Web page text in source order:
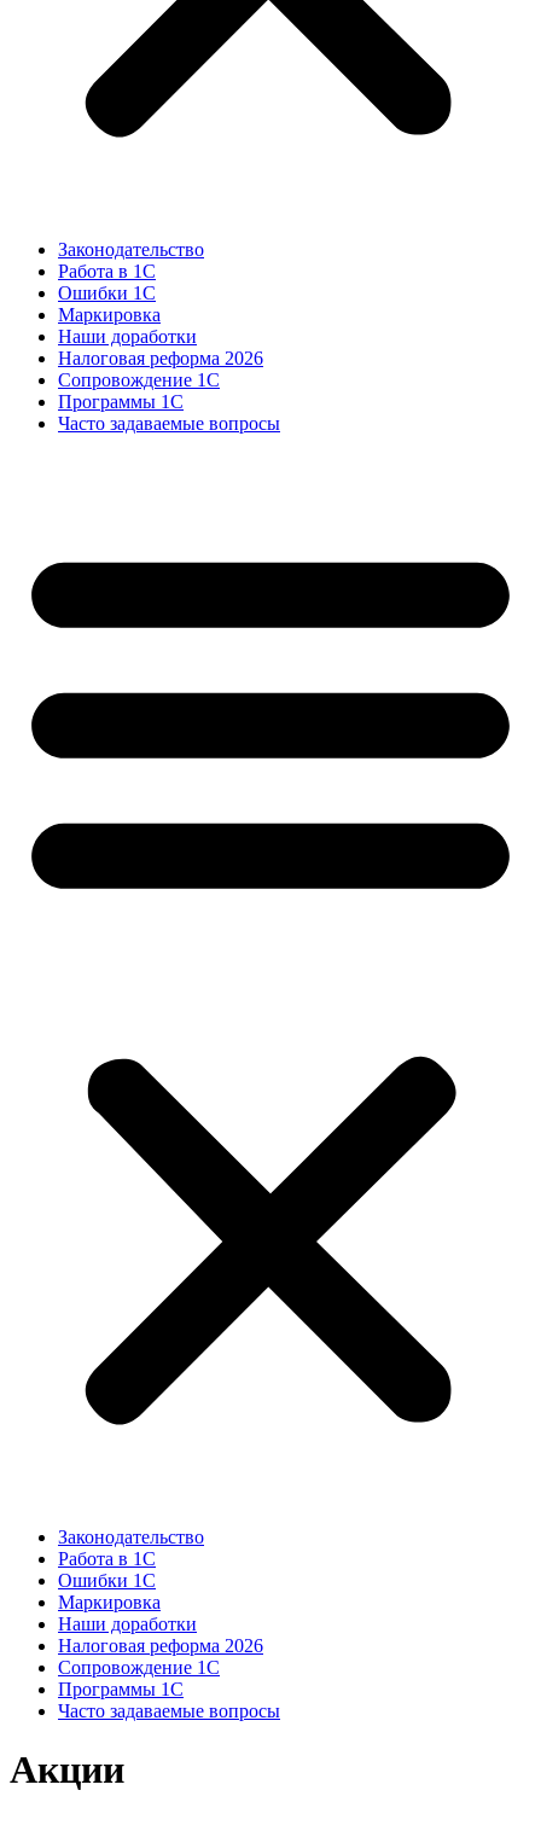
Законодательство
Работа в 1С
Ошибки 1С
Маркировка
Наши доработки
Налоговая реформа 2026
Сопровождение 1С
Программы 1С
Часто задаваемые вопросы
Законодательство
Работа в 1С
Ошибки 1С
Маркировка
Наши доработки
Налоговая реформа 2026
Сопровождение 1С
Программы 1С
Часто задаваемые вопросы
Акции